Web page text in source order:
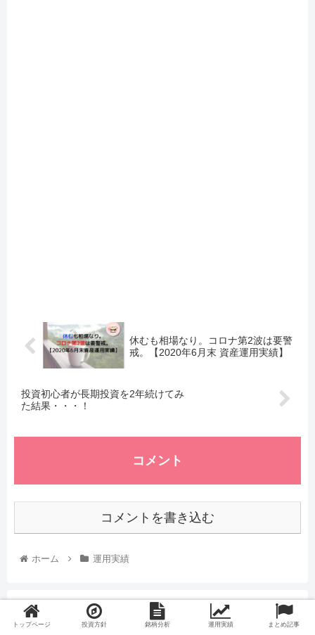
休むも相場なり。コロナ第2波は要警
戒。【2020年6月末 資産運用実績】
投資初心者が長期投資を2年続けてみ
た結果・・・！
コメント
コメントを書き込む
ホーム 運用実績
スポンサーリンク
トップページ 投資方針 銘柄分析 運用実績 まとめ記事